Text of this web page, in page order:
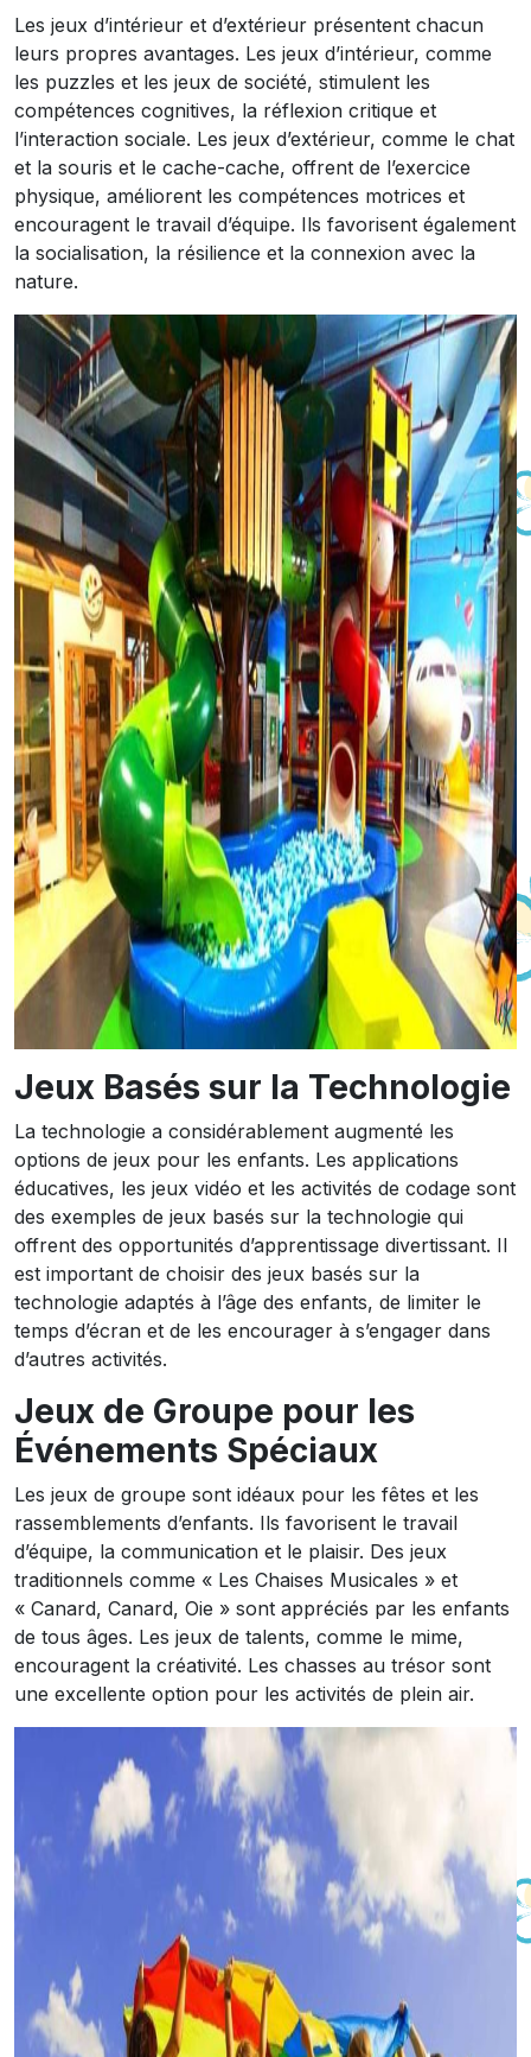
Les jeux d’intérieur et d’extérieur présentent chacun
leurs propres avantages. Les jeux d’intérieur, comme
les puzzles et les jeux de société, stimulent les
compétences cognitives, la réflexion critique et
l’interaction sociale. Les jeux d’extérieur, comme le chat
et la souris et le cache-cache, offrent de l’exercice
physique, améliorent les compétences motrices et
encouragent le travail d’équipe. Ils favorisent également
la socialisation, la résilience et la connexion avec la
nature.
Jeux Basés sur la Technologie
La technologie a considérablement augmenté les
options de jeux pour les enfants. Les applications
éducatives, les jeux vidéo et les activités de codage sont
des exemples de jeux basés sur la technologie qui
offrent des opportunités d’apprentissage divertissant. Il
est important de choisir des jeux basés sur la
technologie adaptés à l’âge des enfants, de limiter le
temps d’écran et de les encourager à s’engager dans
d’autres activités.
Jeux de Groupe pour les
Événements Spéciaux
Les jeux de groupe sont idéaux pour les fêtes et les
rassemblements d’enfants. Ils favorisent le travail
d’équipe, la communication et le plaisir. Des jeux
traditionnels comme « Les Chaises Musicales » et
« Canard, Canard, Oie » sont appréciés par les enfants
de tous âges. Les jeux de talents, comme le mime,
encouragent la créativité. Les chasses au trésor sont
une excellente option pour les activités de plein air.